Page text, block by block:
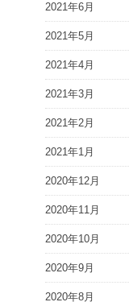
2021年6月
2021年5月
2021年4月
2021年3月
2021年2月
2021年1月
2020年12月
2020年11月
2020年10月
2020年9月
2020年8月